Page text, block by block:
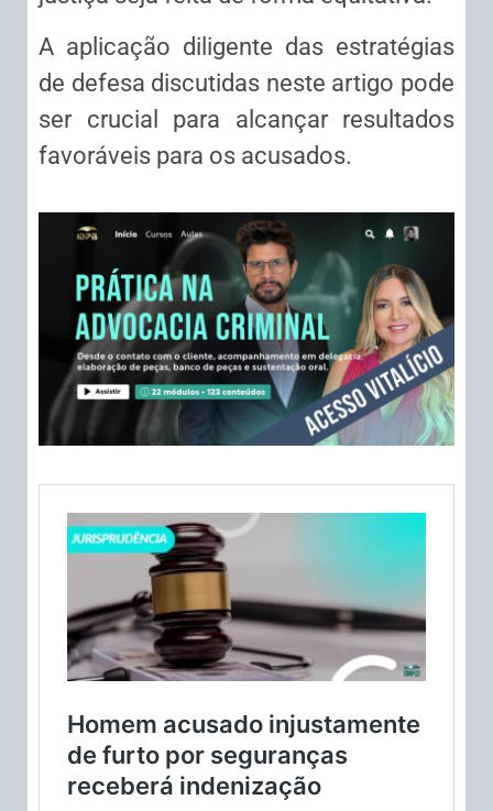
A aplicação diligente das estratégias
de defesa discutidas neste artigo pode
ser crucial para alcançar resultados
favoráveis para os acusados.